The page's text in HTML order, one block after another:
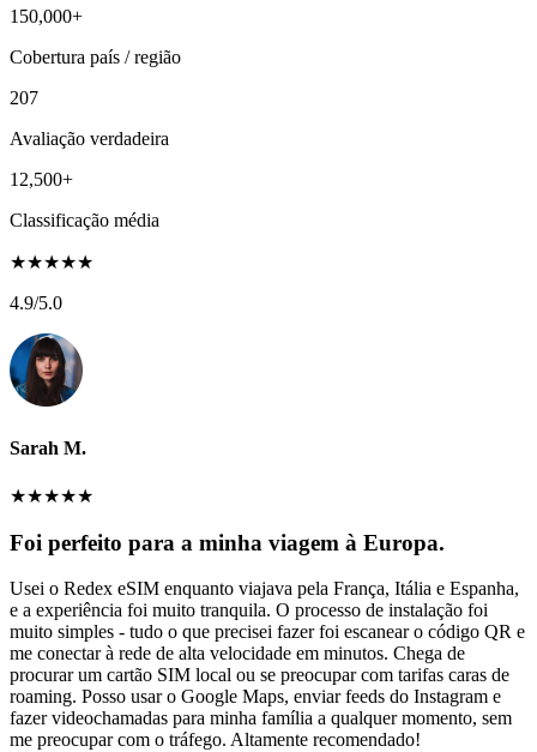
150,000+
Cobertura país / região
207
Avaliação verdadeira
12,500+
Classificação média
★★★★★
4.9/5.0
Sarah M.
★★★★★
Foi perfeito para a minha viagem à Europa.
Usei o Redex eSIM enquanto viajava pela França, Itália e Espanha,
e a experiência foi muito tranquila. O processo de instalação foi
muito simples - tudo o que precisei fazer foi escanear o código QR e
me conectar à rede de alta velocidade em minutos. Chega de
procurar um cartão SIM local ou se preocupar com tarifas caras de
roaming. Posso usar o Google Maps, enviar feeds do Instagram e
fazer videochamadas para minha família a qualquer momento, sem
me preocupar com o tráfego. Altamente recomendado!